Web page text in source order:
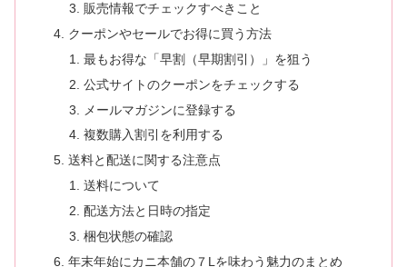
販売情報でチェックすべきこと
クーポンやセールでお得に買う方法
最もお得な「早割（早期割引）」を狙う
公式サイトのクーポンをチェックする
メールマガジンに登録する
複数購入割引を利用する
送料と配送に関する注意点
送料について
配送方法と日時の指定
梱包状態の確認
年末年始にカニ本舗の７Lを味わう魅力のまとめ